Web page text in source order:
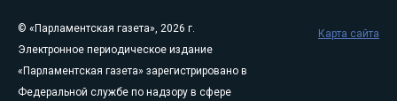
© «Парламентская газета», 2026 г.
Электронное периодическое издание
«Парламентская газета» зарегистрировано в
Федеральной службе по надзору в сфере
Карта сайта